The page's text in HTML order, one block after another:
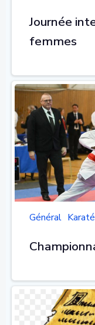
Journée
femmes
Général Karaté